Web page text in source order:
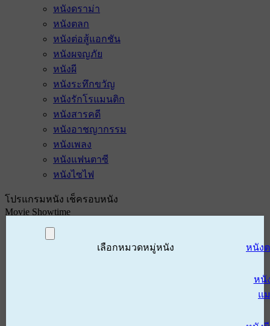
หนังดราม่า
หนังตลก
หนังต่อสู้แอกชัน
หนังผจญภัย
หนังผี
หนังระทึกขวัญ
หนังรักโรแมนติก
หนังสารคดี
หนังอาชญากรรม
หนังเพลง
หนังแฟนตาซี
หนังไซไฟ
โปรแกรมหนัง เช็ครอบหนัง
Movie Showtime
เลือกหมวดหมู่หนัง หนัง
หนั
แ